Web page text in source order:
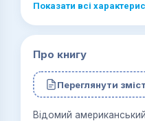
Показати всі
Про книгу
Переглянути
Відомий